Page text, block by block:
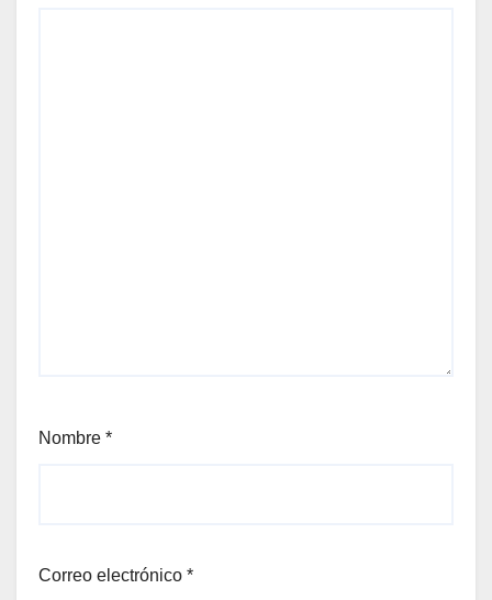
Nombre *
Correo electrónico *